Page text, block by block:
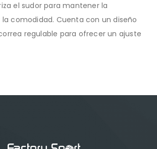
el sudor para mantener la
la comodidad. Cuenta con un diseño
regulable para ofrecer un ajuste